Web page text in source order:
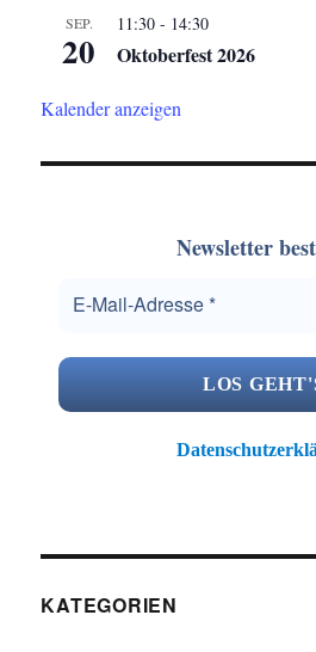
SEP.
20
11:30 - 14:30
Oktoberfest 2026
Kalender anzeigen
Newsletter
KATEGORIEN